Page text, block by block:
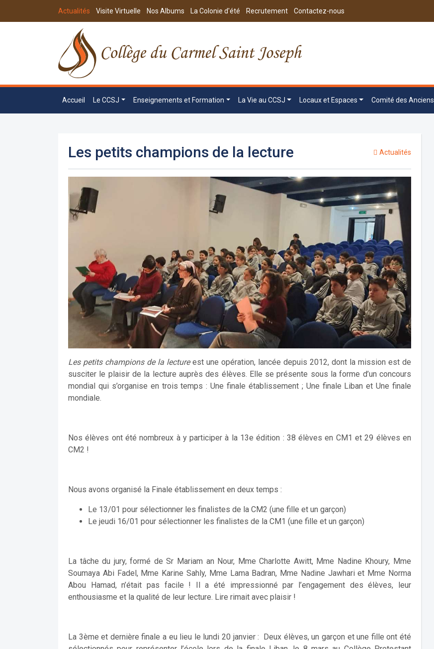
Actualités Visite Virtuelle Nos Albums La Colonie d'été Recrutement Contactez-nous
Accueil Le CCSJ Enseignements et Formation La Vie au CCSJ Locaux et Espaces Comité des Anciens
Les petits champions de la lecture Actualités
Les petits champions de la lectureest une opération, lancée depuis 2012, dont la mission est de
susciter le plaisir de la lecture auprès des élèves. Elle se présente sous la forme d’un concours
mondial qui s’organise en trois temps : Une finale établissement ; Une finale Liban et Une finale
mondiale.
Nos élèves ont été nombreux à y participer à la 13e édition : 38 élèves en CM1 et 29 élèves en
CM2 !
Nous avons organisé la Finale établissement en deux temps :
Le 13/01 pour sélectionner les finalistes de la CM2 (une fille et un garçon)
Le jeudi 16/01 pour sélectionner les finalistes de la CM1 (une fille et un garçon)
La tâche du jury, formé de Sr Mariam an Nour, Mme Charlotte Awitt, Mme Nadine Khoury, Mme
Soumaya Abi Fadel, Mme Karine Sahly, Mme Lama Badran, Mme Nadine Jawhari et Mme Norma
Abou Hamad, n’était pas facile ! Il a été impressionné par l’engagement des élèves, leur
enthousiasme et la qualité de leur lecture. Lire rimait avec plaisir !
La 3ème et dernière finale a eu lieu le lundi 20 janvier : Deux élèves, un garçon et une fille ont été